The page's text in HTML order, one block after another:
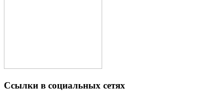
Ссылки в социальных сетях